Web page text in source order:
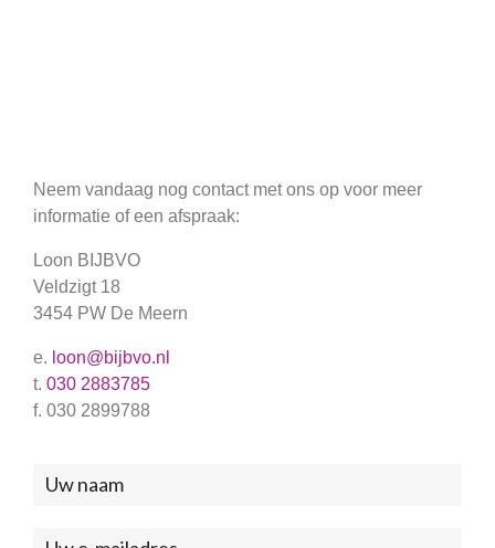
Neem vandaag nog contact met ons op voor meer
informatie of een afspraak:
Loon BIJBVO
Veldzigt 18
3454 PW De Meern
e. loon@bijbvo.nl
t. 030 2883785
f. 030 2899788
Neem